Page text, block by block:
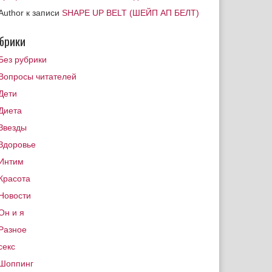
к записи SHAPE UP BELT (ШЕЙП АП БЕЛТ)
рубрики
читателей
и я